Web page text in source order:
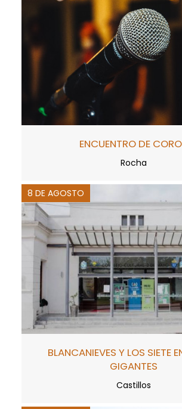
ENCUENTRO DE
Rocha
8 DE AGOSTO
BLANCANIEVES Y LOS SIETE
GIGANTES
Castillos